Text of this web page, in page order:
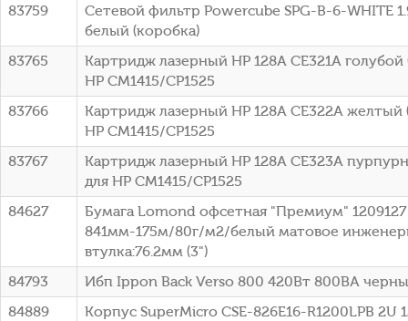
83759
Сетевой фильтр Powercube SPG-B-6-WHITE
белый (коробка)
83765
Картридж лазерный HP 128A CE321A голубой
HP CM1415/CP1525
83766
Картридж лазерный HP 128A CE322A желтый
HP CM1415/CP1525
83767
Картридж лазерный HP 128A CE323A
для HP CM1415/CP1525
84627
Бумага Lomond офсетная "Премиум" 1209127
841мм-175м/80г/м2/белый матовое
втулка:76.2мм (3")
84793
Ибп Ippon Back Verso 800 420Вт 800ВА
84889
Корпус SuperMicro CSE-826E16-R1200LPB 2U